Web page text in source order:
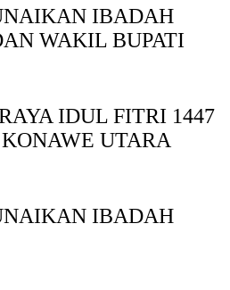
IBADAH
WAKIL BUPATI
IDUL FITRI 1447
UTARA
IBADAH